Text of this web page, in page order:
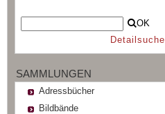
OK
Detailsuche
SAMMLUNGEN
Adressbücher
Bildbände